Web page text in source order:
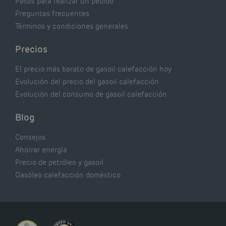
Preguntas frecuentes
Términos y condiciones generales
Precios
El precio más barato de gasoil calefacción hoy
Evolución del precio del gasoil calefacción
Evolución del consumo de gasoil calefacción
Blog
Consejos
Ahorrar energía
Precio de petróleo y gasoil
Gasóleo calefacción doméstico